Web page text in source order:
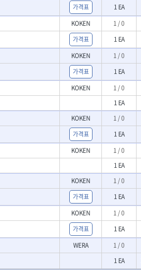
- 할로윙툴
- 캘리퍼
- 잭나이프
- 스코프세트
- 조각세트
- 크래프트카버세트
- 말렛스위프
- 목공용망치
- 핸드툴세트
- 다이아몬드휠
- 테이블쏘
- 원형톱날
- 샌딩디스크
- 숫돌
- 다이아몬드숫돌
- 원형톱날/루터비트
- 루터비트
- 루터비트세트
- 직쏘날
- 디지털앵글파인더
- 띠톱날
- 갈퀴
가격표 1 EA
KOKEN 1 / 0
가격표 1 EA
KOKEN 1 / 0
가격표 1 EA
KOKEN 1 / 0
1 EA
KOKEN 1 / 0
가격표 1 EA
KOKEN 1 / 0
1 EA
KOKEN 1 / 0
가격표 1 EA
KOKEN 1 / 0
가격표 1 EA
WERA 1 / 0
1 EA